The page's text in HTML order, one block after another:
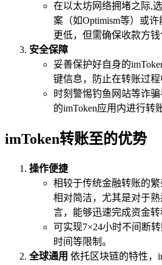
在以太坊网络拥堵之际,
案（如Optimism等）或
更低，但需确保收款方钱
安全保障
妥善保护好自身的
键信息，防止在转账过程
时刻警惕钓鱼网站等诈
的imToken应用内进行转
imToken转账至的优势
操作便捷
相较于传统金融转账的
相对简洁，尤其是对于
言，能够迅速完成资金转
可实现7×24小时不间断
时间等限制。
全球通用 依托区块链的特性，